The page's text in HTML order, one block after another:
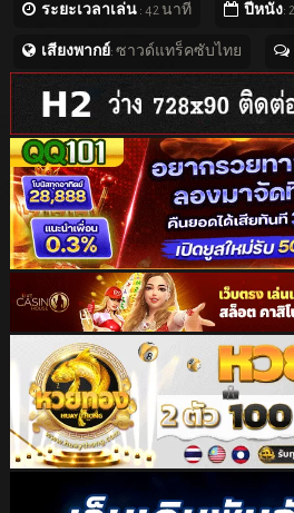
ระยะเวลาเล่น: 42 นาที ปีหนัง:
เสียงพากย์: ซาวด์แทร็คซับไทย